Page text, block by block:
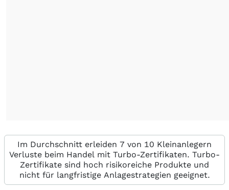
Im Durchschnitt erleiden 7 von 10 Kleinanlegern
Verluste beim Handel mit Turbo-Zertifikaten. Turbo-
Zertifikate sind hoch risikoreiche Produkte und
nicht für langfristige Anlagestrategien geeignet.